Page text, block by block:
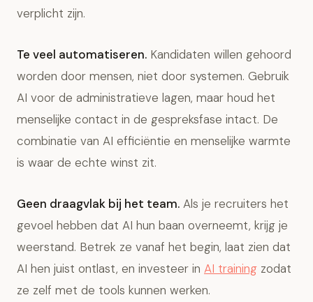
verplicht zijn.
Te veel automatiseren. Kandidaten willen gehoord
worden door mensen, niet door systemen. Gebruik
AI voor de administratieve lagen, maar houd het
menselijke contact in de gespreksfase intact. De
combinatie van AI efficiëntie en menselijke warmte
is waar de echte winst zit.
Geen draagvlak bij het team. Als je recruiters het
gevoel hebben dat AI hun baan overneemt, krijg je
weerstand. Betrek ze vanaf het begin, laat zien dat
AI hen juist ontlast, en investeer in AI training zodat
ze zelf met de tools kunnen werken.